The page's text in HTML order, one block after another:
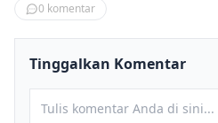
0 komentar
Tinggalkan Komentar